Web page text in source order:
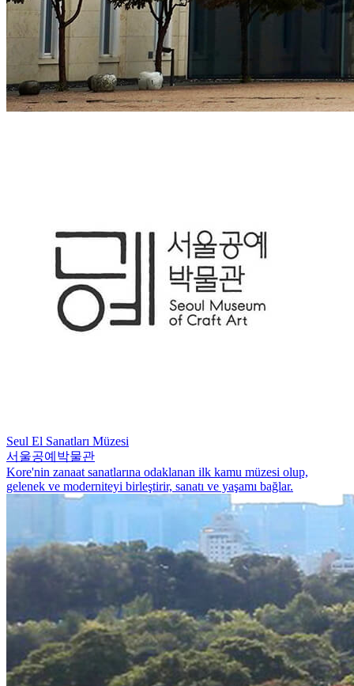
Seul El Sanatları Müzesi
서울공예박물관
Kore'nin zanaat sanatlarına odaklanan ilk kamu müzesi olup,
gelenek ve moderniteyi birleştirir, sanatı ve yaşamı bağlar.